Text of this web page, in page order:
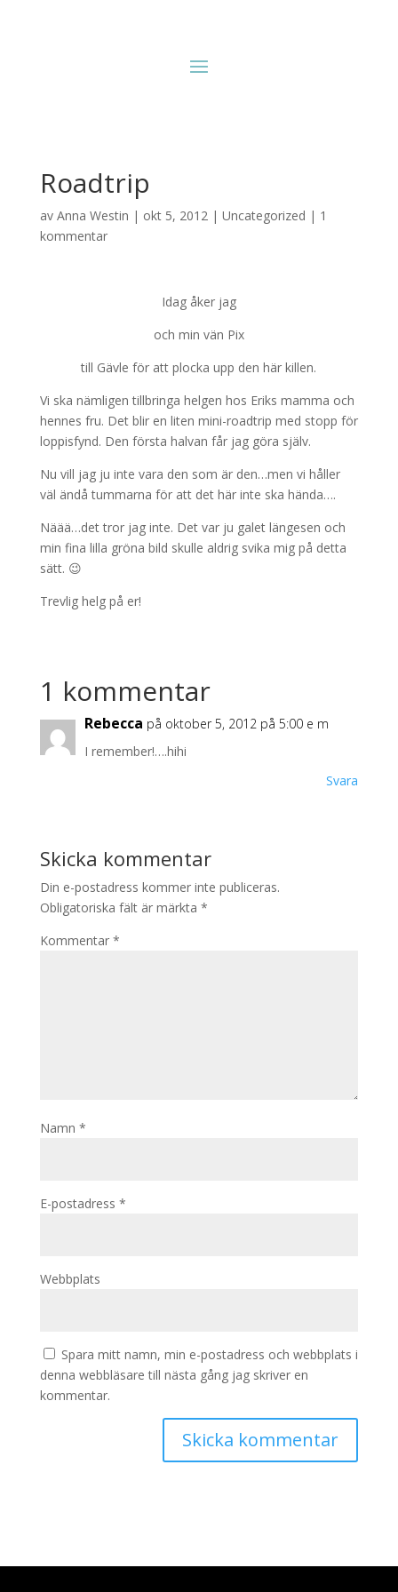
Roadtrip
av Anna Westin | okt 5, 2012| Uncategorized | 1
kommentar
Idag åker jag
och min vän Pix
till Gävle för att plocka upp den här killen.
Vi ska nämligen tillbringa helgen hos Eriks mamma och
hennes fru. Det blir en liten mini-roadtrip med stopp för
loppisfynd. Den första halvan får jag göra själv.
Nu vill jag ju inte vara den som är den…men vi håller
väl ändå tummarna för att det här inte ska hända….
Näää…det tror jag inte. Det var ju galet längesen och
min fina lilla gröna bild skulle aldrig svika mig på detta
sätt. 😉
Trevlig helg på er!
1 kommentar
Rebecca på oktober 5, 2012 på 5:00 e m
I remember!….hihi
Svara
Skicka kommentar
Din e-postadress kommer inte publiceras.
Obligatoriska fält är märkta *
Kommentar *
Namn *
E-postadress *
Webbplats
Spara mitt namn, min e-postadress och webbplats i
denna webbläsare till nästa gång jag skriver en
kommentar.